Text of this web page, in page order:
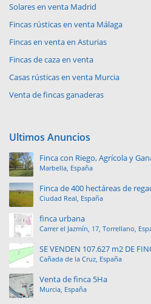
Solares en venta Madrid
Fincas rústicas en venta Málaga
Fincas en venta en Asturias
Fincas de caza en venta
Casas rústicas en venta Murcia
Venta de fincas ganaderas
Ultimos Anuncios
Finca con Riego, Agrícola y
Marbella, España
Finca de 400 hectáreas de
Ciudad Real, España
finca urbana
Carrer el Jazmín, 17, Torrellano,
SE VENDEN 107.627 m2 DE
PINAR.
Cañada de la Cruz, España
Venta de finca 5Ha
Murcia, España